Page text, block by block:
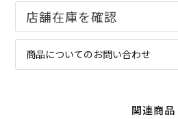
商品についてのお問い合わせ
関連商品